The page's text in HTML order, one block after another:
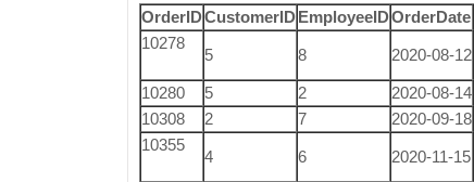
OrderIDCustomerIDEmployeeIDOrderDate
10278
5 8 2020-08-12
10280 5 2 2020-08-14
10308
2 7 2020-09-18
10355
4 6 2020-11-15